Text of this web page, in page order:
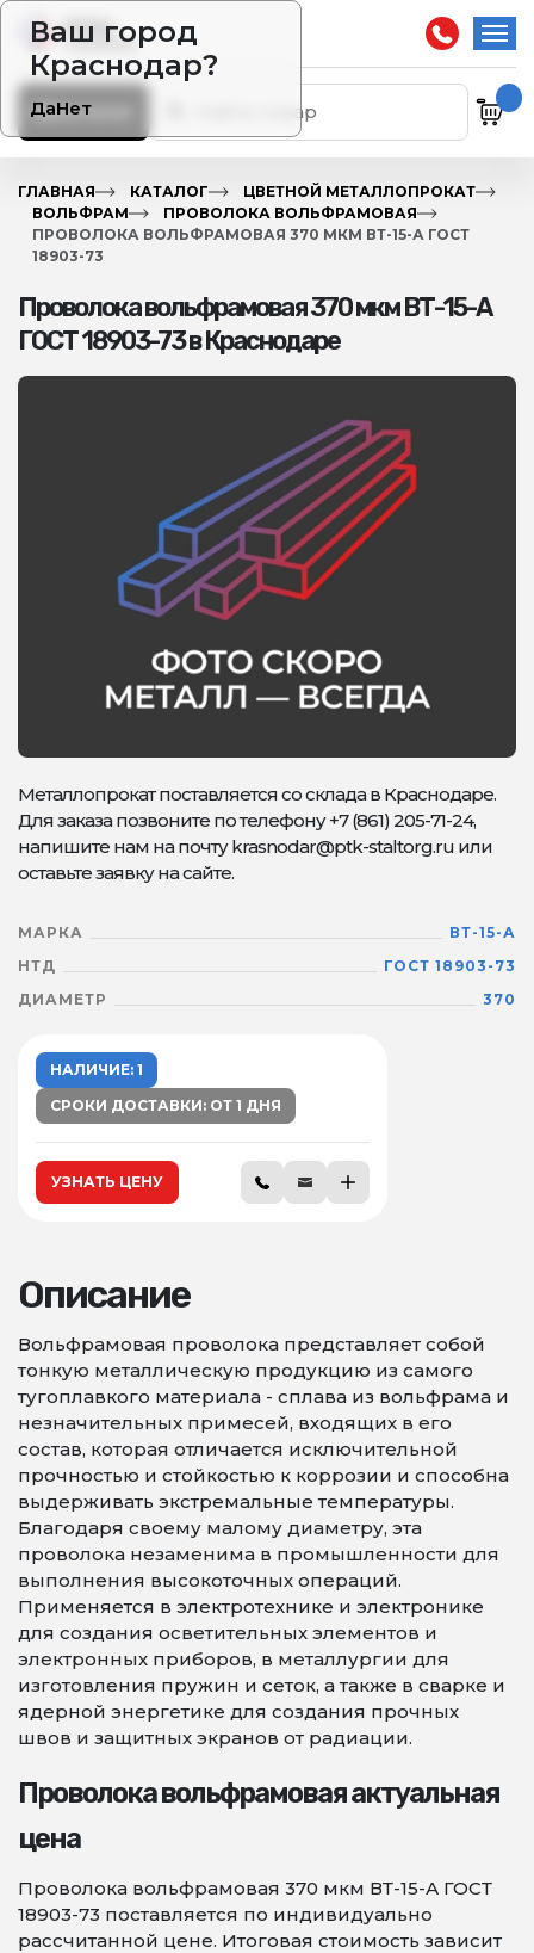
Ваш город
Краснодар?
ДаНет
Каталог
ГЛАВНАЯ КАТАЛОГ
ЦВЕТНОЙ МЕТАЛЛОПРОКАТ
ВОЛЬФРАМ
ПРОВОЛОКА ВОЛЬФРАМОВАЯ
ПРОВОЛОКА ВОЛЬФРАМОВАЯ 370 МКМ ВТ-15-А ГОСТ
18903-73
Проволока вольфрамовая 370 мкм ВТ-15-А
ГОСТ 18903-73 в Краснодаре
Металлопрокат поставляется со склада в Краснодаре.
Для заказа позвоните по телефону +7 (861) 205-71-24,
напишите нам на почту krasnodar@ptk-staltorg.ru или
оставьте заявку на сайте.
МАРКА
ВТ-15-А
НТД
ГОСТ 18903-73
ДИАМЕТР
370
НАЛИЧИЕ: 1
СРОКИ ДОСТАВКИ: ОТ 1 ДНЯ
УЗНАТЬ ЦЕНУ
Описание
Вольфрамовая проволока представляет собой
тонкую металлическую продукцию из самого
тугоплавкого материала - сплава из вольфрама и
незначительных примесей, входящих в его
состав, которая отличается исключительной
прочностью и стойкостью к коррозии и способна
выдерживать экстремальные температуры.
Благодаря своему малому диаметру, эта
проволока незаменима в промышленности для
выполнения высокоточных операций.
Применяется в электротехнике и электронике
для создания осветительных элементов и
электронных приборов, в металлургии для
изготовления пружин и сеток, а также в сварке и
ядерной энергетике для создания прочных
швов и защитных экранов от радиации.
Проволока вольфрамовая актуальная
цена
Проволока вольфрамовая 370 мкм ВТ-15-А ГОСТ
18903-73 поставляется по индивидуально
рассчитанной цене. Итоговая стоимость зависит